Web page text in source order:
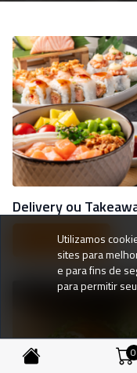
Delivery ou
Peça agora
0
Utilizamos
sites para
e para fins de
para permitir